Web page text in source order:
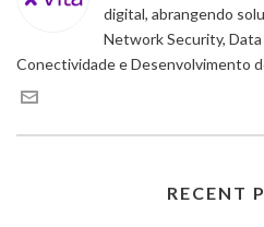
digital, abrangendo
Network Security,
Conectividade e Desenvolvimento
RECENT